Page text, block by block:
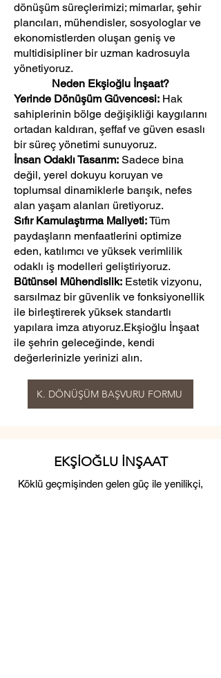
dönüşüm süreçlerimizi; mimarlar, şehir
plancıları, mühendisler, sosyologlar ve
ekonomistlerden oluşan geniş ve
multidisipliner bir uzman kadrosuyla
yönetiyoruz.
Neden Ekşioğlu İnşaat?
Yerinde Dönüşüm Güvencesi: Hak
sahiplerinin bölge değişikliği kaygılarını
ortadan kaldıran, şeffaf ve güven esaslı
bir süreç yönetimi sunuyoruz.
İnsan Odaklı Tasarım: Sadece bina
değil, yerel dokuyu koruyan ve
toplumsal dinamiklerle barışık, nefes
alan yaşam alanları üretiyoruz.
Sıfır Kamulaştırma Maliyeti:Tüm
paydaşların menfaatlerini optimize
eden, katılımcı ve yüksek verimlilik
odaklı iş modelleri geliştiriyoruz.
Bütünsel Mühendislik: Estetik vizyonu,
sarsılmaz bir güvenlik ve fonksiyonellik
ile birleştirerek yüksek standartlı
yapılara imza atıyoruz.Ekşioğlu İnşaat
ile şehrin geleceğinde, kendi
değerlerinizle yerinizi alın.
K. DÖNÜŞÜM BAŞVURU FORMU
EKŞİOĞLU İNŞAAT
Köklü geçmişinden gelen güç ile yenilikçi,